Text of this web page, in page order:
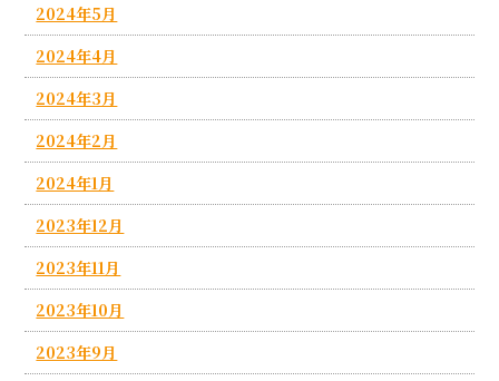
2024年5月
2024年4月
2024年3月
2024年2月
2024年1月
2023年12月
2023年11月
2023年10月
2023年9月